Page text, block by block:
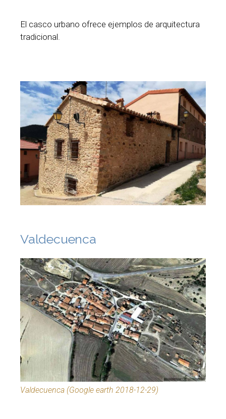
El casco urbano ofrece ejemplos de arquitectura
tradicional.
Valdecuenca
Valdecuenca (Google earth 2018-12-29)